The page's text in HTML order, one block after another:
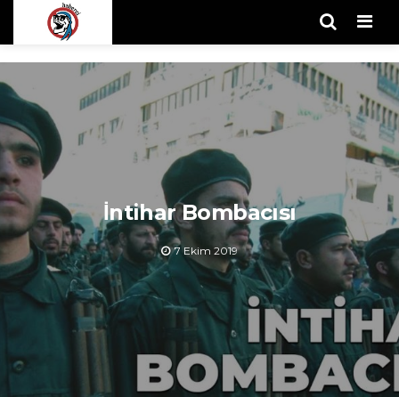
İntihar Bombacısı
7 Ekim 2019